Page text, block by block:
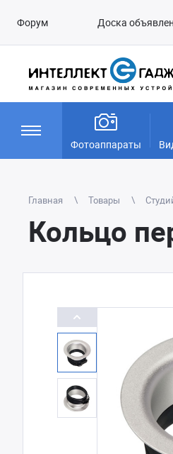
Форум Доска
Фотоаппараты
Главная Товары
Кольцо